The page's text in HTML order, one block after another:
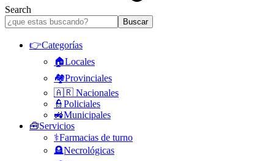
Search
👉Categorías
🏠Locales
🏘️Provinciales
🇦🇷 Nacionales
👮Policiales
🚜Municipales
🧰Servicios
⚕️Farmacias de turno
🪦Necrológicas